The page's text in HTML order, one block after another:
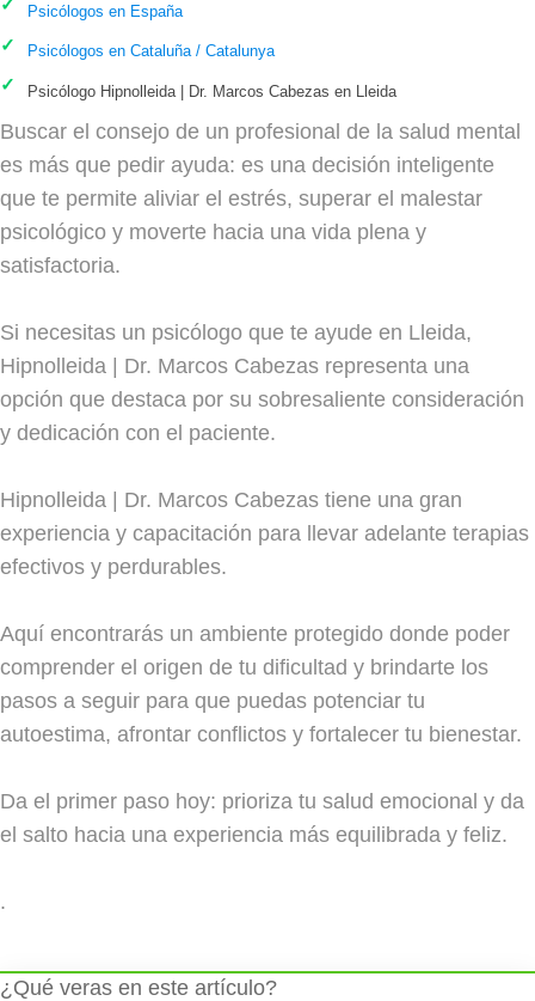
Psicólogos en España
Psicólogos en Cataluña / Catalunya
Psicólogo Hipnolleida | Dr. Marcos Cabezas en Lleida
Buscar el consejo de un profesional de la salud mental
es más que pedir ayuda: es una decisión inteligente
que te permite aliviar el estrés, superar el malestar
psicológico y moverte hacia una vida plena y
satisfactoria.
Si necesitas un psicólogo que te ayude en Lleida,
Hipnolleida | Dr. Marcos Cabezas representa una
opción que destaca por su sobresaliente consideración
y dedicación con el paciente.
Hipnolleida | Dr. Marcos Cabezas tiene una gran
experiencia y capacitación para llevar adelante terapias
efectivos y perdurables.
Aquí encontrarás un ambiente protegido donde poder
comprender el origen de tu dificultad y brindarte los
pasos a seguir para que puedas potenciar tu
autoestima, afrontar conflictos y fortalecer tu bienestar.
Da el primer paso hoy: prioriza tu salud emocional y da
el salto hacia una experiencia más equilibrada y feliz.
.
¿Qué veras en este artículo?